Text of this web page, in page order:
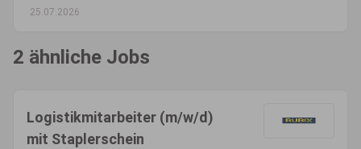
25.07.2026
2 ähnliche Jobs
Logistikmitarbeiter (m/w/d)
mit Staplerschein